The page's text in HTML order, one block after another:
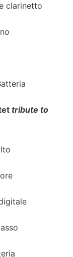
clarinetto
tribute to